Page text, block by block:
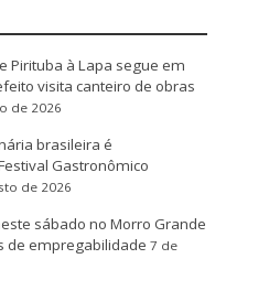
Pirituba à Lapa segue em
visita canteiro de obras
de 2026
brasileira é
Gastronômico
de 2026
sábado no Morro Grande
de empregabilidade 7 de